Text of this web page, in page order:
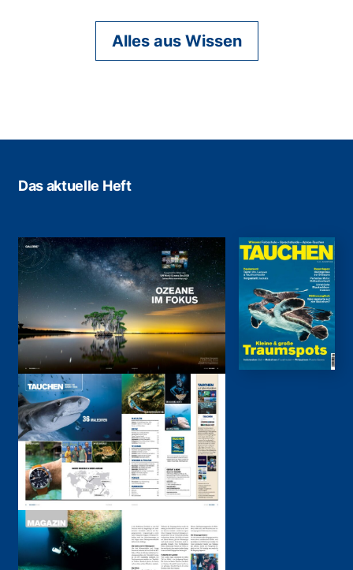
Alles aus Wissen
Das aktuelle Heft